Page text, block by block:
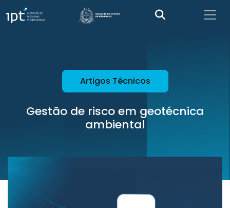
Artigos Técnicos
Gestão de risco em geotécnica
ambiental